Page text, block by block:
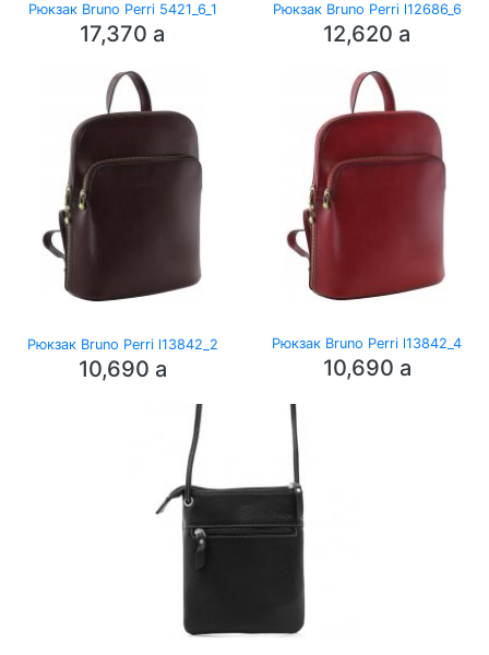
Рюкзак Bruno Perri 5421_6_1
17,370 a
Рюкзак Bruno Perri l12686_6
12,620 a
Рюкзак Bruno Perri l13842_2
10,690 a
Рюкзак Bruno Perri l13842_4
10,690 a